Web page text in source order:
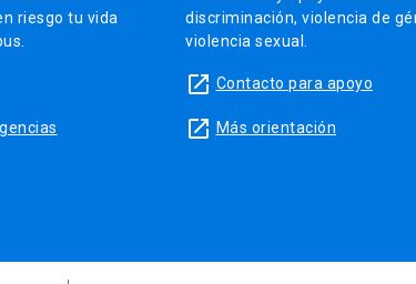
riesgo tu vida
discriminación, violencia de
violencia sexual.
launch Contacto para apoyo
launch Más orientación